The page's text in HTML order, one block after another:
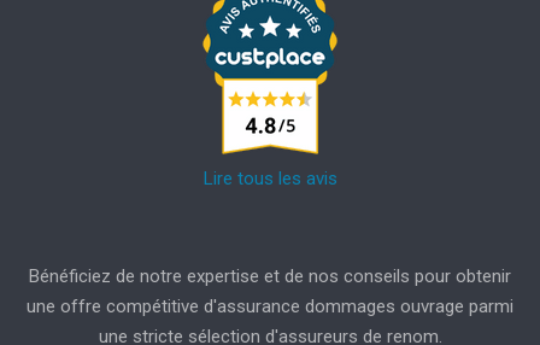
Lire tous les avis
Bénéficiez de notre expertise et de nos conseils pour obtenir
une offre compétitive d'assurance dommages ouvrage parmi
une stricte sélection d'assureurs de renom.